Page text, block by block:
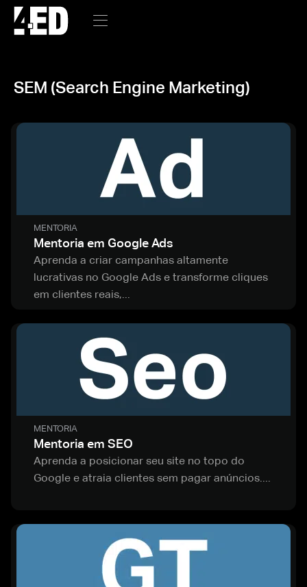
SEM (Search Engine Marketing)
MENTORIA
Mentoria em Google Ads
Aprenda a criar campanhas altamente
lucrativas no Google Ads e transforme cliques
em clientes reais,...
MENTORIA
Mentoria em SEO
Aprenda a posicionar seu site no topo do
Google e atraia clientes sem pagar anúncios....